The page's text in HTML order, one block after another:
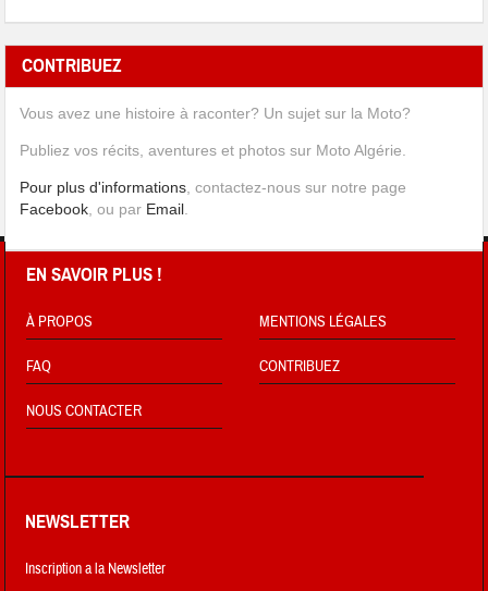
CONTRIBUEZ
Vous avez une histoire à raconter? Un sujet sur la Moto?
Publiez vos récits, aventures et photos sur Moto Algérie.
Pour plus d'informations , contactez-nous sur notre page
Facebook , ou par Email
EN SAVOIR PLUS !
À PROPOS MENTIONS LÉGALES
FAQ CONTRIBUEZ
NOUS CONTACTER
NEWSLETTER
Inscription a la Newsletter